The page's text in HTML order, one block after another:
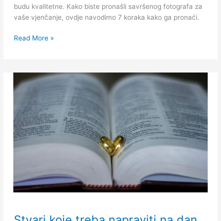
budu kvalitetne. Kako biste pronašli savršenog fotografa za
vaše vjenčanje, ovdje navodimo 7 koraka kako ga pronaći.
Read More »
koje